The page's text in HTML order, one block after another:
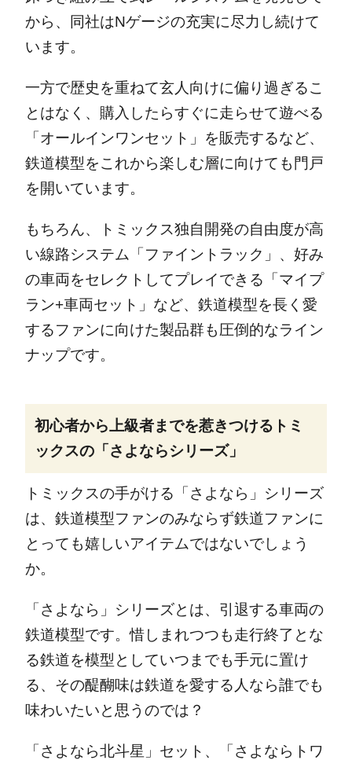
から、同社はNゲージの充実に尽力し続けて
います。
一方で歴史を重ねて玄人向けに偏り過ぎるこ
とはなく、購入したらすぐに走らせて遊べる
「オールインワンセット」を販売するなど、
鉄道模型をこれから楽しむ層に向けても門戸
を開いています。
もちろん、トミックス独自開発の自由度が高
い線路システム「ファイントラック」、好み
の車両をセレクトしてプレイできる「マイプ
ラン+車両セット」など、鉄道模型を長く愛
するファンに向けた製品群も圧倒的なライン
ナップです。
初心者から上級者までを惹きつけるトミ
ックスの「さよならシリーズ」
トミックスの手がける「さよなら」シリーズ
は、鉄道模型ファンのみならず鉄道ファンに
とっても嬉しいアイテムではないでしょう
か。
「さよなら」シリーズとは、引退する車両の
鉄道模型です。惜しまれつつも走行終了とな
る鉄道を模型としていつまでも手元に置け
る、その醍醐味は鉄道を愛する人なら誰でも
味わいたいと思うのでは？
「さよなら北斗星」セット、「さよならトワ